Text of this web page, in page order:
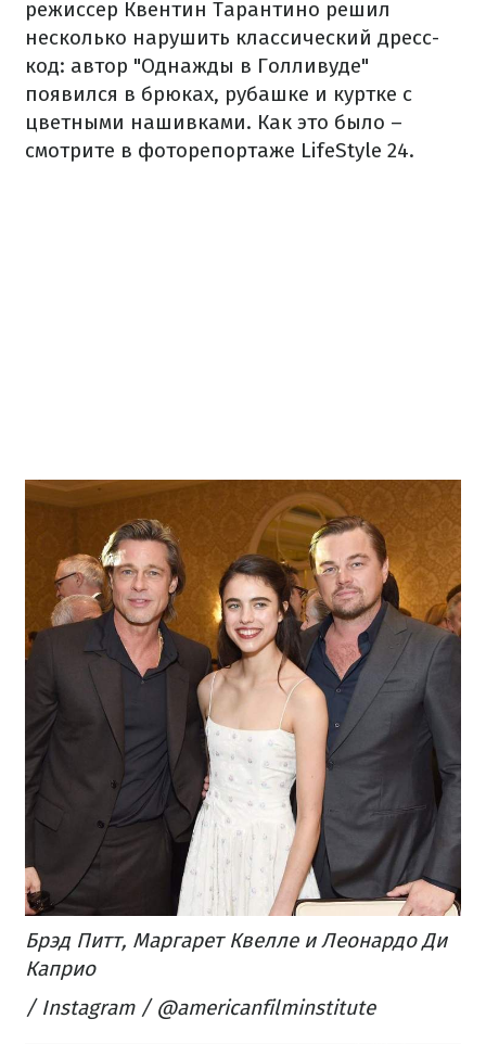
режиссер Квентин Тарантино решил
несколько нарушить классический дресс-
код: автор "Однажды в Голливуде"
появился в брюках, рубашке и куртке с
цветными нашивками. Как это было –
смотрите в фоторепортаже LifeStyle 24.
Брэд Питт, Маргарет Квелле и Леонардо Ди
Каприо
/ Instagram / @americanfilminstitute